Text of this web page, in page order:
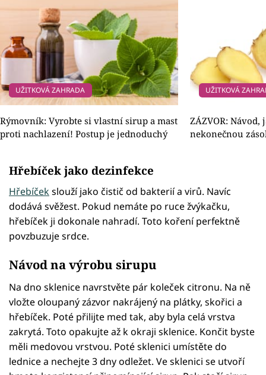
UŽITKOVÁ ZAHRADA
Rýmovník: Vyrobte si vlastní sirup a mast
proti nachlazení! Postup je jednoduchý
UŽITKOVÁ
ZÁZVOR:
nekonečnou
Hřebíček jako dezinfekce
Hřebíček slouží jako čistič od bakterií a virů. Navíc
dodává svěžest. Pokud nemáte po ruce žvýkačku,
hřebíček ji dokonale nahradí. Toto koření perfektně
povzbuzuje srdce.
Návod na výrobu sirupu
Na dno sklenice navrstvěte pár koleček citronu. Na ně
vložte oloupaný zázvor nakrájený na plátky, skořici a
hřebíček. Poté přilijte med tak, aby byla celá vrstva
zakrytá. Toto opakujte až k okraji sklenice. Končit byste
měli medovou vrstvou. Poté sklenici umístěte do
lednice a nechejte 3 dny odležet. Ve sklenici se utvoří